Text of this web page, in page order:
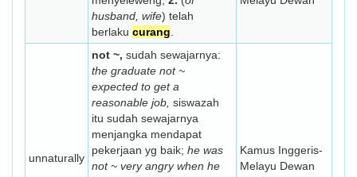
husband, wife) telah
berlaku curang
unnaturally
not ~, sudah sewajarnya:
the graduate not ~
expected to get a
reasonable job, siswazah
itu sudah sewajarnya
menjangka mendapat
pekerjaan yg baik; he was
not ~ very angry when he
Kamus Inggeris-
Melayu Dewan